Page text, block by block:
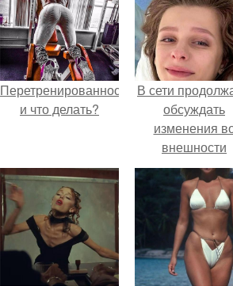
Перетренированность
и что делать?
В сети
обсуждать
изменения
внешности
актрисы.